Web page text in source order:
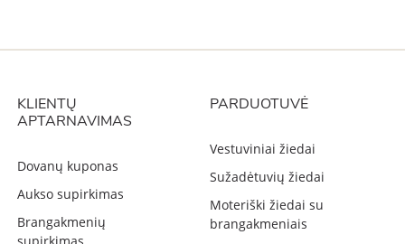
KLIENTŲ
APTARNAVIMAS
Dovanų kuponas
Aukso supirkimas
Brangakmenių
supirkimas
PARDUOTUVĖ
Vestuviniai žiedai
Sužadėtuvių žiedai
Moteriški žiedai su
brangakmeniais